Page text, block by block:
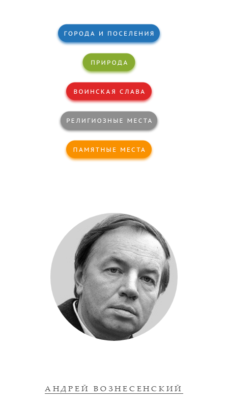
АНДРЕЙ ВОЗНЕСЕНСКИЙ